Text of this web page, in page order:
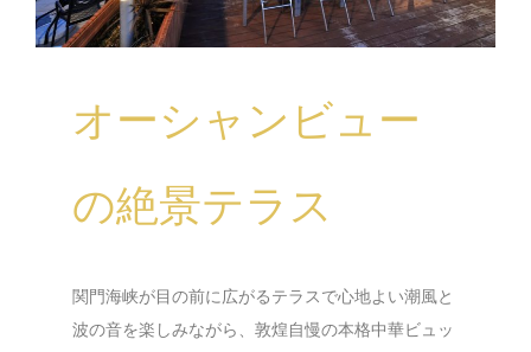
オーシャンビュー
の絶景テラス
関門海峡が目の前に広がるテラスで心地よい潮風と
波の音を楽しみながら、敦煌自慢の本格中華ビュッ